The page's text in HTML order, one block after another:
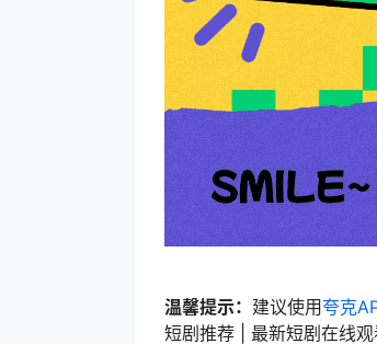
温馨提示： 建议使用夸克
短剧推荐 | 最新短剧在线